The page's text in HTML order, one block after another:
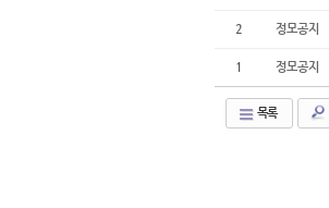
2 정모공지
1 정모공지
목록